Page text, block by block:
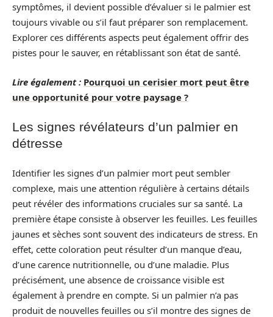
symptômes, il devient possible d’évaluer si le palmier est
toujours vivable ou s’il faut préparer son remplacement.
Explorer ces différents aspects peut également offrir des
pistes pour le sauver, en rétablissant son état de santé.
Lire également : Pourquoi un cerisier mort peut être
une opportunité pour votre paysage ?
Les signes révélateurs d’un palmier en
détresse
Identifier les signes d’un palmier mort peut sembler
complexe, mais une attention régulière à certains détails
peut révéler des informations cruciales sur sa santé. La
première étape consiste à observer les feuilles. Les feuilles
jaunes et sèches sont souvent des indicateurs de stress. En
effet, cette coloration peut résulter d’un manque d’eau,
d’une carence nutritionnelle, ou d’une maladie. Plus
précisément, une absence de croissance visible est
également à prendre en compte. Si un palmier n’a pas
produit de nouvelles feuilles ou s’il montre des signes de